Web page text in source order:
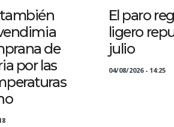
de
por las
El paro
ligero
julio
04/08/2026 - 14:25